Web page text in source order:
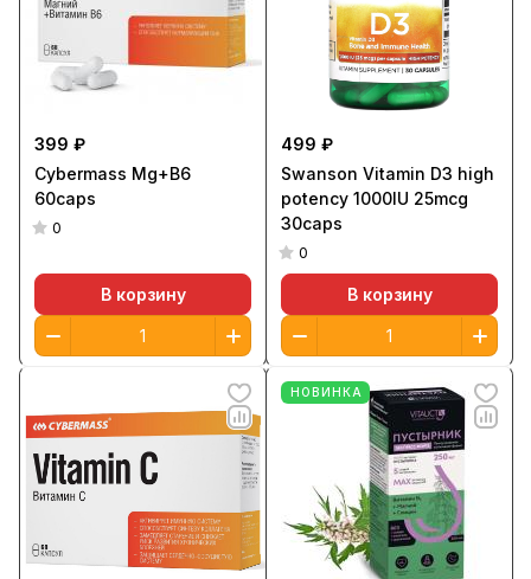
399 ₽
Cybermass Mg+B6
60caps
0
В корзину
499 ₽
Swanson Vitamin D3 high
potency 1000IU 25mcg
30caps
0
В корзину
НОВИНКА